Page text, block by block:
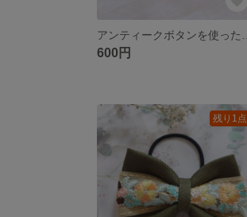
600円
残り1点